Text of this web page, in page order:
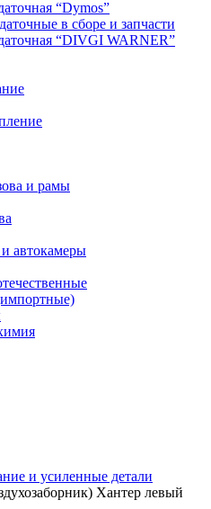
“Dymos”
в сборе и запчасти
“DIVGI WARNER”
и рамы
автокамеры
и усиленные детали
Хантер левый